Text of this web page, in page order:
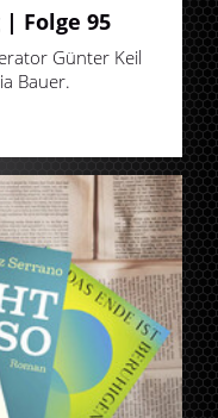
Folge 95
Günter Keil
Bauer.